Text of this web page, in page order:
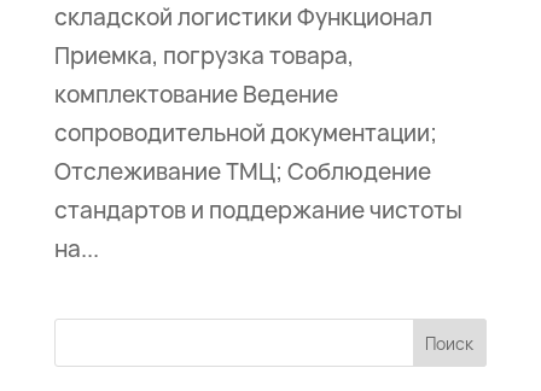
Начать сотрудничество
Действующим клиентам
FAQ
складской логистики Функционал
Приемка, погрузка товара,
комплектование Ведение
сопроводительной документации;
Отслеживание ТМЦ; Соблюдение
стандартов и поддержание чистоты
на...
Поиск